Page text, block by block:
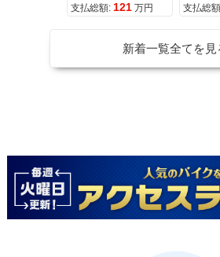
支払総額: 121 万円
支払総
新着一覧全てを見